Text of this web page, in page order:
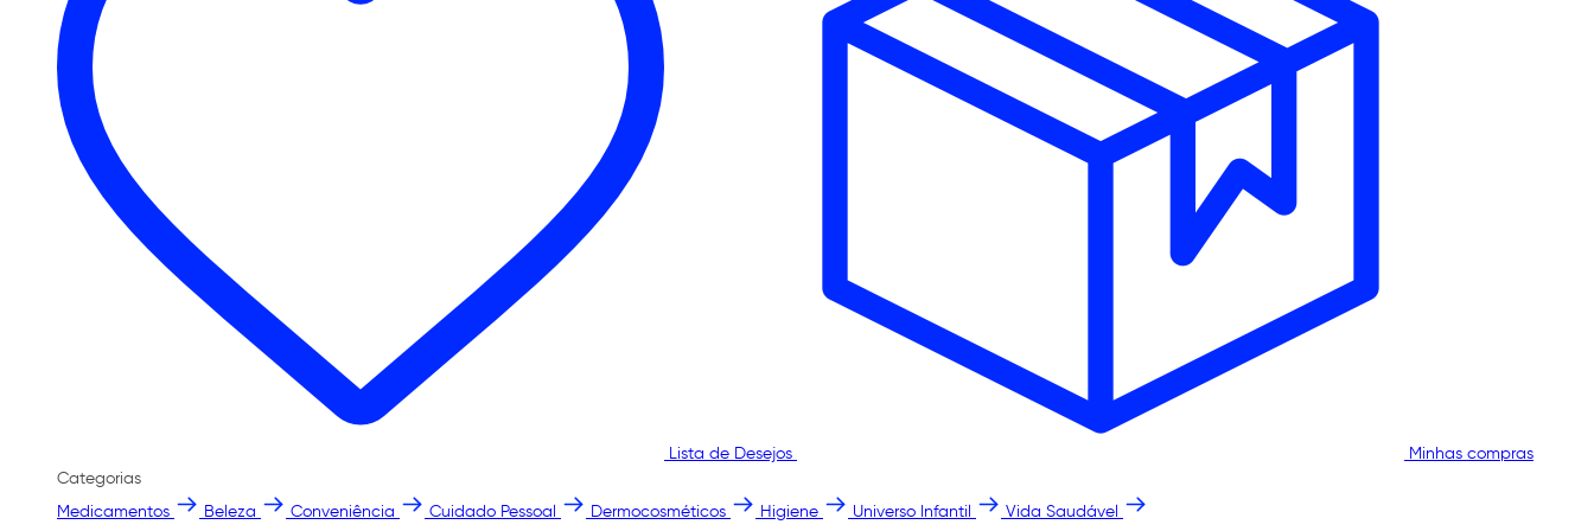
Lista de Desejos
Minhas compras
Categorias
Medicamentos
Beleza Conveniência Cuidado Pessoal Dermocosméticos Higiene Universo Infantil Vida Saudável